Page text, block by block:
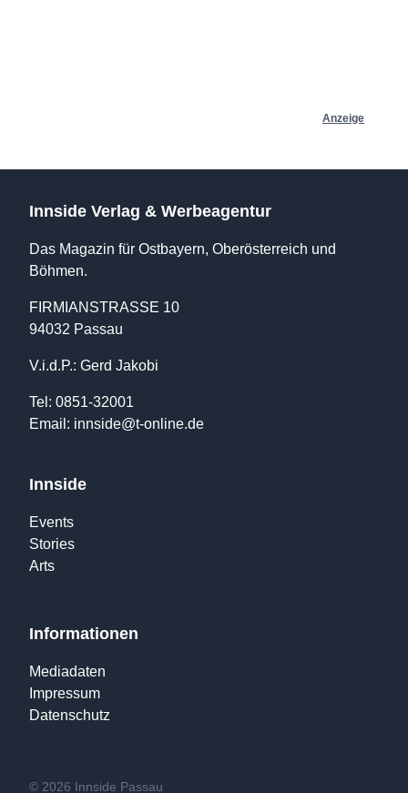
Anzeige
Innside Verlag & Werbeagentur
Das Magazin für Ostbayern, Oberösterreich und
Böhmen.
FIRMIANSTRASSE 10
94032 Passau
V.i.d.P.: Gerd Jakobi
Tel: 0851-32001
Email: innside@t-online.de
Innside
Events
Stories
Arts
Informationen
Mediadaten
Impressum
Datenschutz
© 2026 Innside Passau